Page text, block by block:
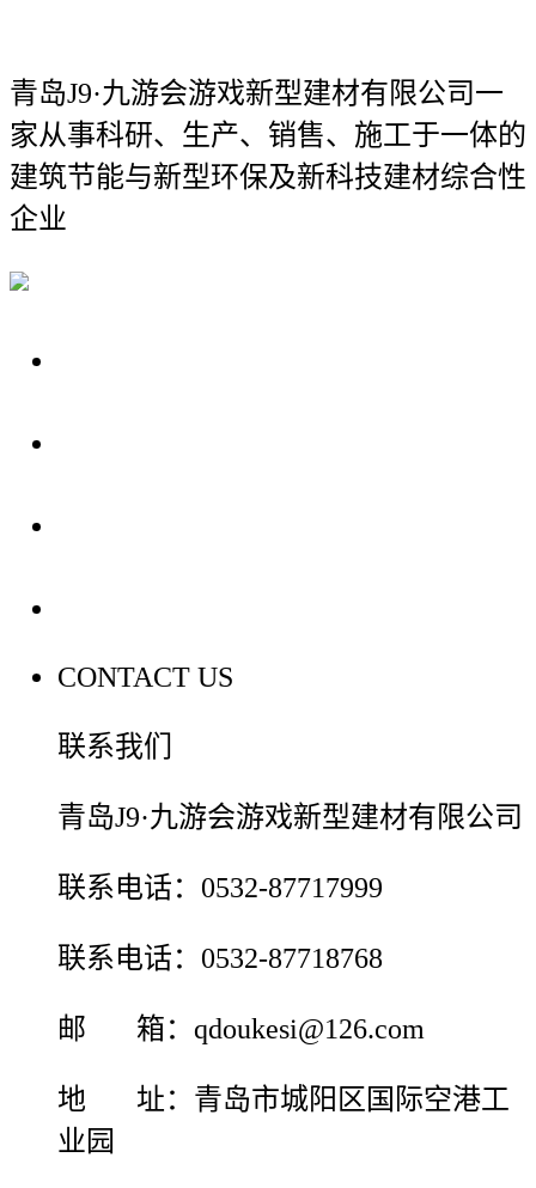
青岛J9·九游会游戏新型建材有限公司一
家从事科研、生产、销售、施工于一体的
建筑节能与新型环保及新科技建材综合性
企业
CONTACT US
联系我们
青岛J9·九游会游戏新型建材有限公司
联系电话：0532-87717999
联系电话：0532-87718768
邮 箱：qdoukesi@126.com
地 址：青岛市城阳区国际空港工
业园